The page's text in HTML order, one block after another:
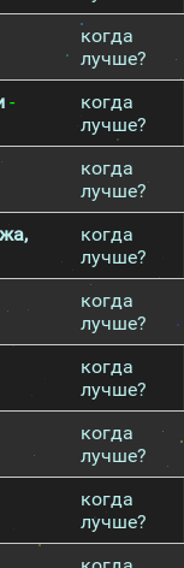
когда
лучше?
-
когда
лучше?
когда
лучше?
когда
лучше?
когда
лучше?
когда
лучше?
когда
лучше?
когда
лучше?